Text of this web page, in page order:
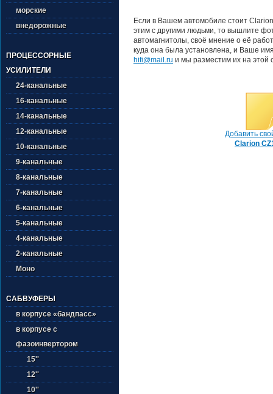
морские
внедорожные
ПРОЦЕССОРНЫЕ
УСИЛИТЕЛИ
24-канальные
16-канальные
14-канальные
12-канальные
10-канальные
9-канальные
8-канальные
7-канальные
6-канальные
5-канальные
4-канальные
2-канальные
Моно
САБВУФЕРЫ
в корпусе «бандпасс»
в корпусе с
фазоинвертором
15''
12''
10''
Если в Вашем автомобиле стоит
этим с другими людьми, то вышлите
автомагнитолы, своё мнение о её
куда она была установлена, и Ваше
hifi@mail.ru и мы разместим их на этой
Добавить
Clarion